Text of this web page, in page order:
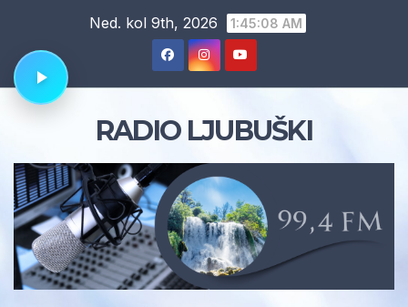
content
Ned. kol 9th, 2026 1:45:09 AM
RADIO LJUBUŠKI